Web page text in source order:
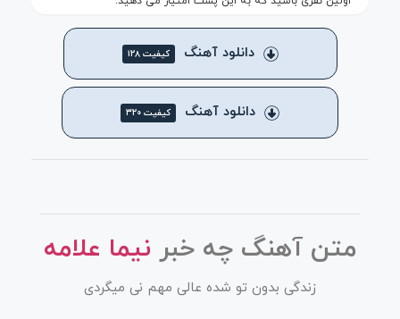
دانلود آهنگ کیفیت ۱۲۸
دانلود آهنگ کیفیت ۳۲۰
متن آهنگ چه خبر نیما علامه
زندگی بدون تو شده عالی مهم نی میگردی